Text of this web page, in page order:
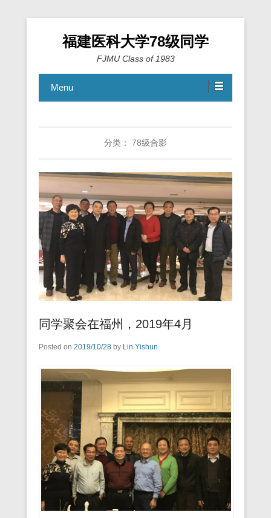
福建医科大学78级同学
FJMU Class of 1983
Menu
分类： 78级合影
同学聚会在福州，2019年4月
Posted on 2019/10/28 by Lin Yishun